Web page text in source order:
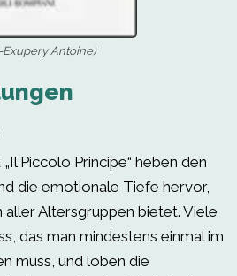
Exupery Antoine)
Piccolo Principe“ heben den
die emotionale Tiefe hervor,
aller Altersgruppen bietet. Viele
das man mindestens einmal im
muss, und loben die